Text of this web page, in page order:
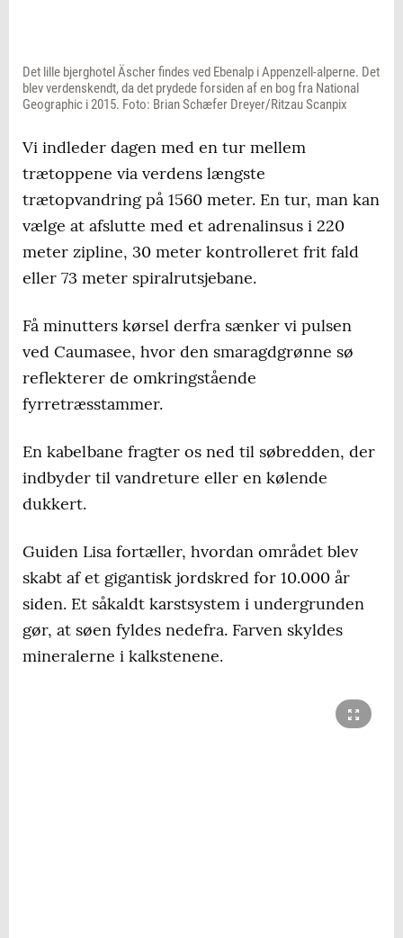
Det lille bjerghotel Äscher findes ved Ebenalp i Appenzell-alperne. Det
blev verdenskendt, da det prydede forsiden af en bog fra National
Geographic i 2015. Foto: Brian Schæfer Dreyer/Ritzau Scanpix
Vi indleder dagen med en tur mellem
trætoppene via verdens længste
trætopvandring på 1560 meter. En tur, man kan
vælge at afslutte med et adrenalinsus i 220
meter zipline, 30 meter kontrolleret frit fald
eller 73 meter spiralrutsjebane.
Få minutters kørsel derfra sænker vi pulsen
ved Caumasee, hvor den smaragdgrønne sø
reflekterer de omkringstående
fyrretræsstammer.
En kabelbane fragter os ned til søbredden, der
indbyder til vandreture eller en kølende
dukkert.
Guiden Lisa fortæller, hvordan området blev
skabt af et gigantisk jordskred for 10.000 år
siden. Et såkaldt karstsystem i undergrunden
gør, at søen fyldes nedefra. Farven skyldes
mineralerne i kalkstenene.